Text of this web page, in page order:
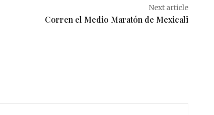
Next article
Corren el Medio Maratón de Mexicali